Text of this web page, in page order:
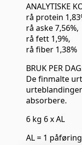
ANALYTISKE
rå protein
rå aske 7,56%,
rå fett 1,9%,
rå fiber 1,38%
BRUK PER
De finmalte
absorbere.
6 kg 6 x AL
AL = 1